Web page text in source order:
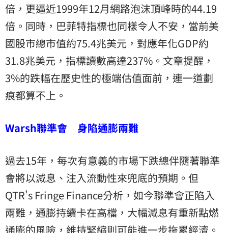
倍，更逼近1999年12月網路泡沫頂峰時的44.19
倍。同時，巴菲特指標也同樣令人不安，當前美
國股市總市值約75.4兆美元，對應年化GDP約
31.8兆美元，指標讀數高達237%。文章提醒，
3%的跌幅在歷史性的極端估值面前，連一道劃
痕都算不上。
Warsh聯準會 身陷通膨兩難
過去15年，每次有意義的市場下跌總伴隨著聯準
會將以減息、注入流動性來兜底的預期。但
QTR's Fringe Finance分析，如今聯準會正陷入
兩難，通膨持續卡在高檔，大幅減息有重新點燃
通膨的風險，維持緊縮則可能進一步拖累經濟。